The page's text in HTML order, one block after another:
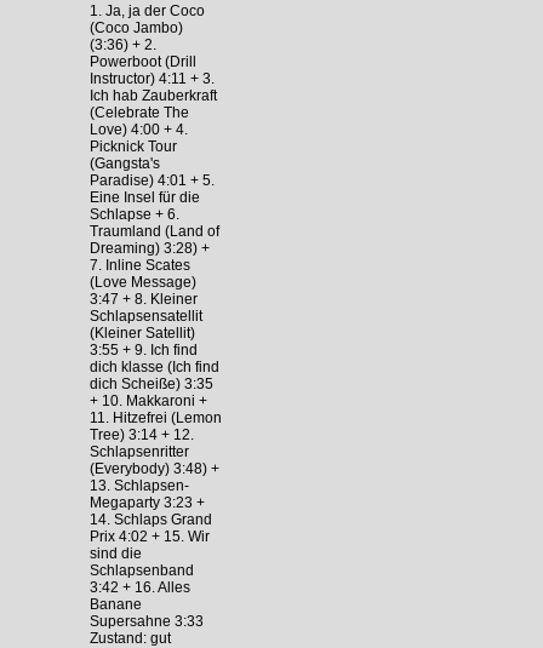
1. Ja, ja der Coco
(Coco Jambo)
(3:36) + 2.
Powerboot (Drill
Instructor) 4:11 + 3.
Ich hab Zauberkraft
(Celebrate The
Love) 4:00 + 4.
Picknick Tour
(Gangsta's
Paradise) 4:01 + 5.
Eine Insel für die
Schlapse + 6.
Traumland (Land of
Dreaming) 3:28) +
7. Inline Scates
(Love Message)
3:47 + 8. Kleiner
Schlapsensatellit
(Kleiner Satellit)
3:55 + 9. Ich find
dich klasse (Ich find
dich Scheiße) 3:35
+ 10. Makkaroni +
11. Hitzefrei (Lemon
Tree) 3:14 + 12.
Schlapsenritter
(Everybody) 3:48) +
13. Schlapsen-
Megaparty 3:23 +
14. Schlaps Grand
Prix 4:02 + 15. Wir
sind die
Schlapsenband
3:42 + 16. Alles
Banane
Supersahne 3:33
Zustand: gut